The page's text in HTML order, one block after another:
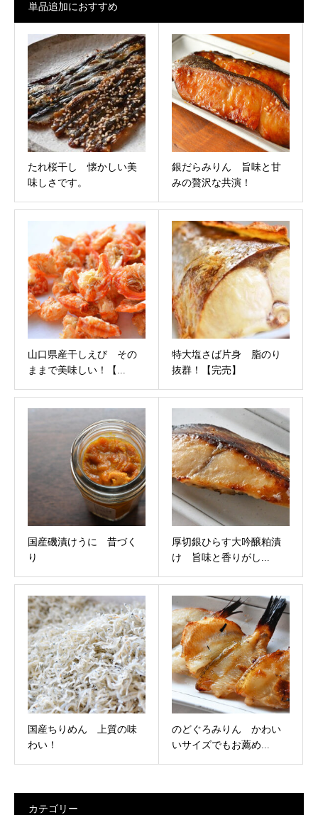
単品追加におすすめ
たれ桜干し 懐かしい美
味しさです。
銀だらみりん 旨味と甘
みの贅沢な共演！
山口県産干しえび その
ままで美味しい！【...
特大塩さば片身 脂のり
抜群！【完売】
国産磯漬けうに 昔づく
り
厚切銀ひらす大吟醸粕漬
け 旨味と香りがし...
国産ちりめん 上質の味
わい！
のどぐろみりん かわい
いサイズでもお薦め...
カテゴリー